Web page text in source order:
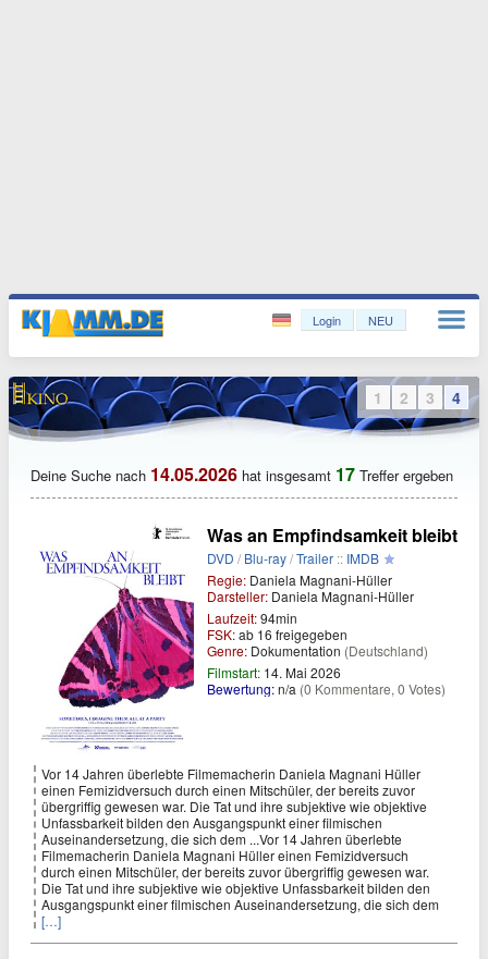
Login NEU
Deine Suche nach 14.05.2026 hat insgesamt 17 Treffer ergeben
Was an Empfindsamkeit bleibt
DVD /Blu-ray/Trailer :: IMDB
Regie: Daniela Magnani-Hüller
Darsteller: Daniela Magnani-Hüller
Laufzeit:94min
FSK:ab 16 freigegeben
Genre: Dokumentation (Deutschland)
Filmstart: 14. Mai 2026
Bewertung:n/a (0 Kommentare, 0 Votes)
Vor 14 Jahren überlebte Filmemacherin Daniela Magnani Hüller
einen Femizidversuch durch einen Mitschüler, der bereits zuvor
übergriffig gewesen war. Die Tat und ihre subjektive wie objektive
Unfassbarkeit bilden den Ausgangspunkt einer filmischen
Auseinandersetzung, die sich dem ...Vor 14 Jahren überlebte
Filmemacherin Daniela Magnani Hüller einen Femizidversuch
durch einen Mitschüler, der bereits zuvor übergriffig gewesen war.
Die Tat und ihre subjektive wie objektive Unfassbarkeit bilden den
Ausgangspunkt einer filmischen Auseinandersetzung, die sich dem
[…]
1 2 3 4